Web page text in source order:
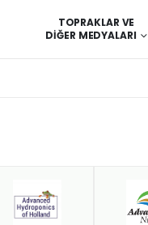
TOPRAKLAR VE
DIĞER MEDYALARI